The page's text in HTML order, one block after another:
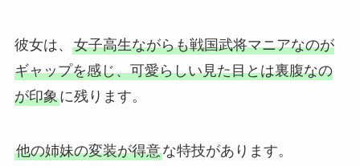
彼女は、 女子高生ながらも戦国武将マニアなのが
ギャップを感じ、可愛らしい見た目とは裏腹なの
が印象に残ります。
他の姉妹の変装が得意な特技があります。